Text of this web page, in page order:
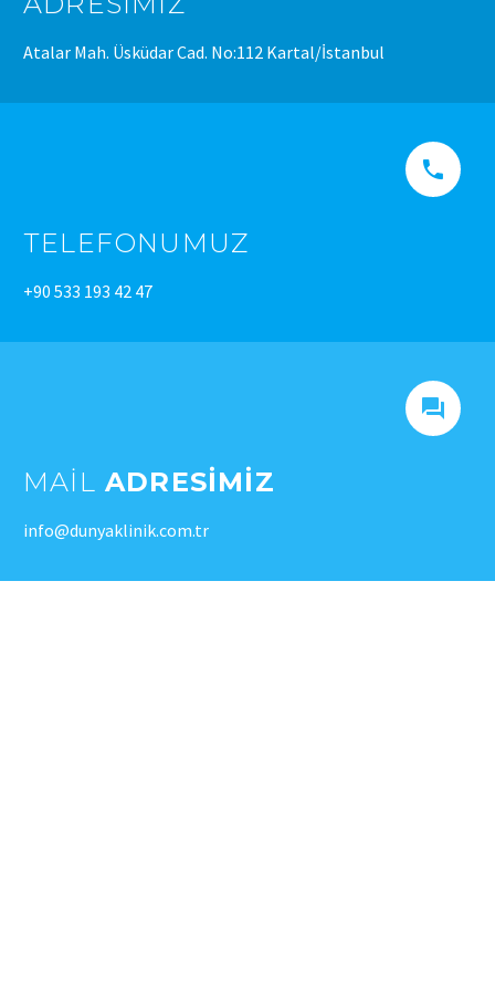
Atalar Mah. Üsküdar Cad. No:112 Kartal/İstanbul


TELEFONUMUZ
+90 533 193 42 47


MAIL ADRESIMIZ
info@dunyaklinik.com.tr